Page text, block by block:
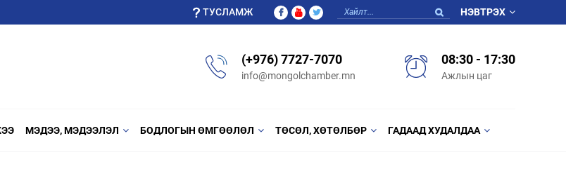
ТУСЛАМЖ НЭВТРЭХ
(+976) 7727-7070
info@mongolchamber.mn
08:30 - 17:30
Ажлын цаг
МЭДЭЭ, МЭДЭЭЛЭЛ БОДЛОГЫН ӨМГӨӨЛӨЛ ТӨСӨЛ, ХӨТӨЛБӨР ГАДААД ХУДАЛДАА